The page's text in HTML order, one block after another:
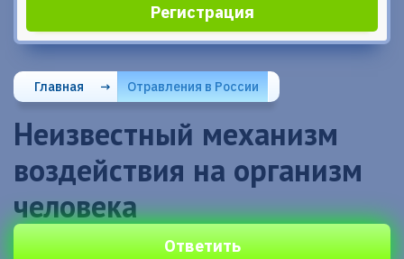
Регистрация
Главная → Отравления в России
Неизвестный механизм
воздействия на организм
человека
Ответить